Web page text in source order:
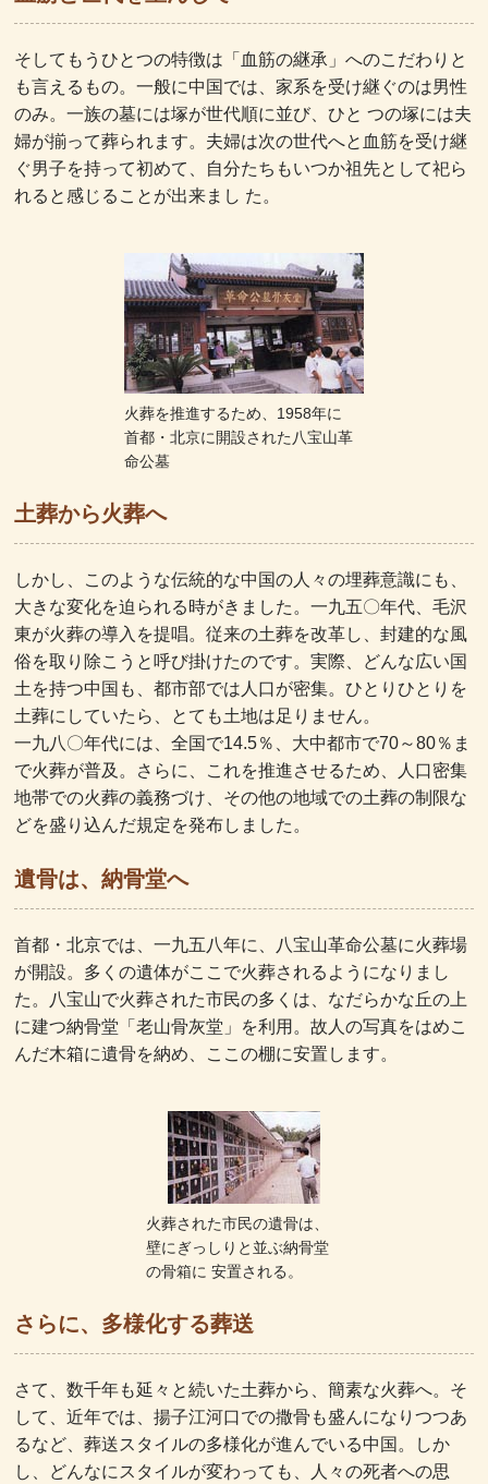
そしてもうひとつの特徴は「血筋の継承」へのこだわりと
も言えるもの。一般に中国では、家系を受け継ぐのは男性
のみ。一族の墓には塚が世代順に並び、ひと つの塚には夫
婦が揃って葬られます。夫婦は次の世代へと血筋を受け継
ぐ男子を持って初めて、自分たちもいつか祖先として祀ら
れると感じることが出来まし た。
火葬を推進するため、1958年に
首都・北京に開設された八宝山革
命公墓
土葬から火葬へ
しかし、このような伝統的な中国の人々の埋葬意識にも、
大きな変化を迫られる時がきました。一九五〇年代、毛沢
東が火葬の導入を提唱。従来の土葬を改革し、封建的な風
俗を取り除こうと呼び掛けたのです。実際、どんな広い国
土を持つ中国も、都市部では人口が密集。ひとりひとりを
土葬にしていたら、とても土地は足りません。
一九八〇年代には、全国で14.5％、大中都市で70～80％ま
で火葬が普及。さらに、これを推進させるため、人口密集
地帯での火葬の義務づけ、その他の地域での土葬の制限な
どを盛り込んだ規定を発布しました。
遺骨は、納骨堂へ
首都・北京では、一九五八年に、八宝山革命公墓に火葬場
が開設。多くの遺体がここで火葬されるようになりまし
た。八宝山で火葬された市民の多くは、なだらかな丘の上
に建つ納骨堂「老山骨灰堂」を利用。故人の写真をはめこ
んだ木箱に遺骨を納め、ここの棚に安置します。
火葬された市民の遺骨は、
壁にぎっしりと並ぶ納骨堂
の骨箱に 安置される。
さらに、多様化する葬送
さて、数千年も延々と続いた土葬から、簡素な火葬へ。そ
して、近年では、揚子江河口での撒骨も盛んになりつつあ
るなど、葬送スタイルの多様化が進んでいる中国。しか
し、どんなにスタイルが変わっても、人々の死者への思